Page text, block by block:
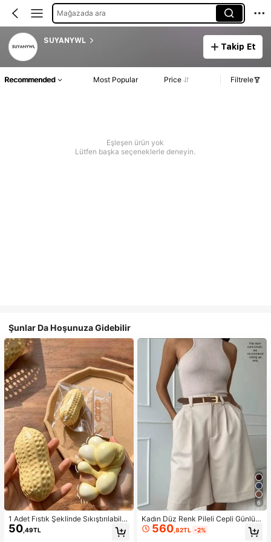
Mağazada ara
SUYANYWL
Takip Et
Recommended Most Popular Price Filtrele
Eşleşen ürün yok
Lütfen başka seçeneklerle deneyin.
Şunlar Da Hoşunuza Gidebilir
1 Adet Fıstık Şeklinde Sıkıştırılabilir
Stres Oyuncağı, Ofis Rahatlaması v
e Parti Etkileşimi İçin Uygun, Doğu
50 ,49TL
6
Kadın Düz Renk Pileli Cepli Günlük
Çok Yönlü Yazlık Şort, Zahmetsiz S
560,82TL -2%